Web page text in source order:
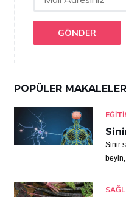
GÖNDER
POPÜLER MAKALELER
Sinir
beyin,